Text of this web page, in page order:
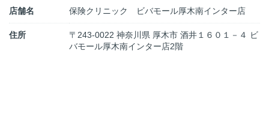
店舗名 保険クリニック ビバモール厚木南インター店
住所
〒243-0022 神奈川県 厚木市 酒井１６０１－４ ビ
バモール厚木南インター店2階